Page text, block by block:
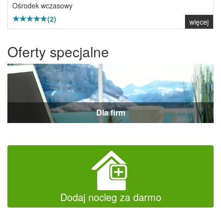
Ośrodek wczasowy
(2)
więcej
Oferty specjalne
Dla firm
Dodaj nocleg za darmo